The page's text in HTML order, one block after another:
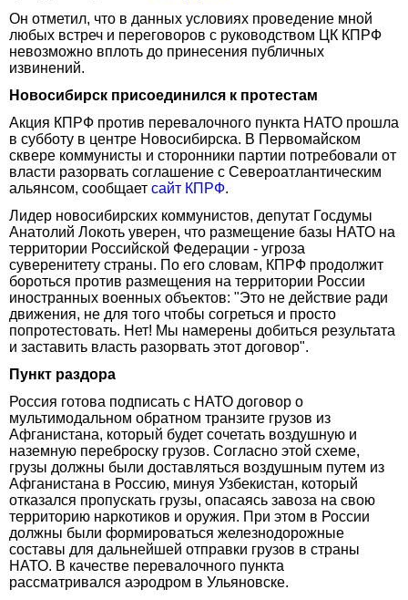
Он отметил, что в данных условиях проведение мной
любых встреч и переговоров с руководством ЦК КПРФ
невозможно вплоть до принесения публичных
извинений.
Новосибирск присоединился к протестам
Акция КПРФ против перевалочного пункта НАТО прошла
в субботу в центре Новосибирска. В Первомайском
сквере коммунисты и сторонники партии потребовали от
власти разорвать соглашение с Североатлантическим
альянсом, сообщает сайт КПРФ.
Лидер новосибирских коммунистов, депутат Госдумы
Анатолий Локоть уверен, что размещение базы НАТО на
территории Российской Федерации - угроза
суверенитету страны. По его словам, КПРФ продолжит
бороться против размещения на территории России
иностранных военных объектов: "Это не действие ради
движения, не для того чтобы согреться и просто
попротестовать. Нет! Мы намерены добиться результата
и заставить власть разорвать этот договор".
Пункт раздора
Россия готова подписать с НАТО договор о
мультимодальном обратном транзите грузов из
Афганистана, который будет сочетать воздушную и
наземную переброску грузов. Согласно этой схеме,
грузы должны были доставляться воздушным путем из
Афганистана в Россию, минуя Узбекистан, который
отказался пропускать грузы, опасаясь завоза на свою
территорию наркотиков и оружия. При этом в России
должны были формироваться железнодорожные
составы для дальнейшей отправки грузов в страны
НАТО. В качестве перевалочного пункта
рассматривался аэродром в Ульяновске.